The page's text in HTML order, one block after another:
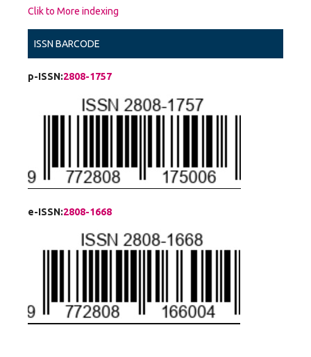
Clik to More indexing
ISSN BARCODE
p-ISSN:2808-1757
e-ISSN:2808-1668